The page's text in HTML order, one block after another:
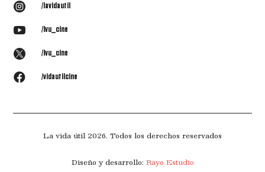
 /lavidautil
 /lvu_cine
 /lvu_cine
 /vidautilcine
La vida útil 2026. Todos los derechos reservados
Diseño y desarrollo: Rayo Estudio